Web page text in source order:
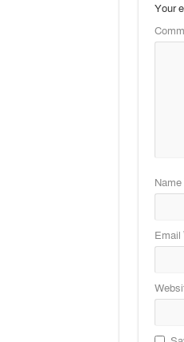
Your
Name
Email